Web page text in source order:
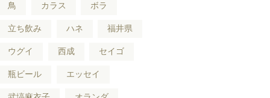
鳥 カラス ボラ
立ち飲み ハネ 福井県
ウグイ 西成 セイゴ
瓶ビール エッセイ